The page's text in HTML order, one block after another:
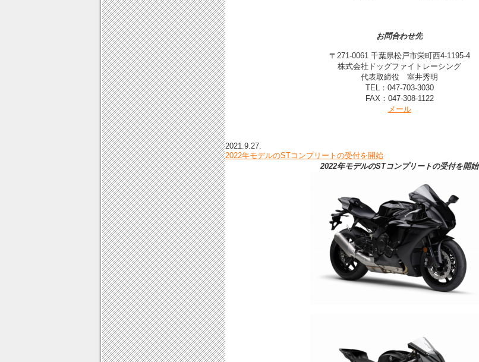
お問合わせ先
〒271-0061 千葉県松戸市栄町西4-1195-4
株式会社ドッグファイトレーシング
代表取締役 室井秀明
TEL：047-703-3030
FAX：047-308-1122
メール
2021.9.27.
2022年モデルのSTコンプリートの受付を開始
2022年モデルのSTコンプリートの受付を開始